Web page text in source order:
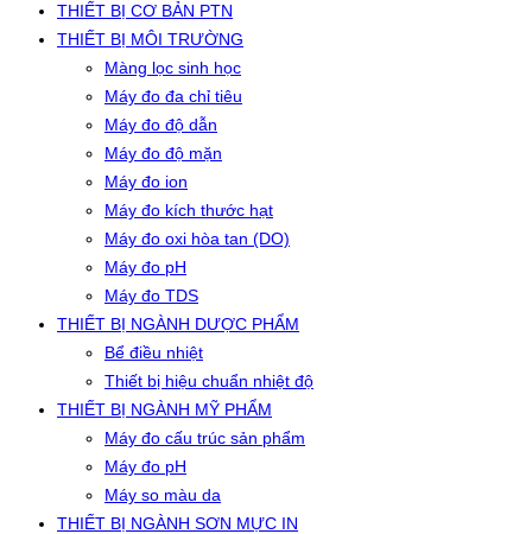
THIẾT BỊ CƠ BẢN PTN
THIẾT BỊ MÔI TRƯỜNG
Màng lọc sinh học
Máy đo đa chỉ tiêu
Máy đo độ dẫn
Máy đo độ mặn
Máy đo ion
Máy đo kích thước hạt
Máy đo oxi hòa tan (DO)
Máy đo pH
Máy đo TDS
THIẾT BỊ NGÀNH DƯỢC PHẨM
Bể điều nhiệt
Thiết bị hiệu chuẩn nhiệt độ
THIẾT BỊ NGÀNH MỸ PHẨM
Máy đo cấu trúc sản phẩm
Máy đo pH
Máy so màu da
THIẾT BỊ NGÀNH SƠN MỰC IN